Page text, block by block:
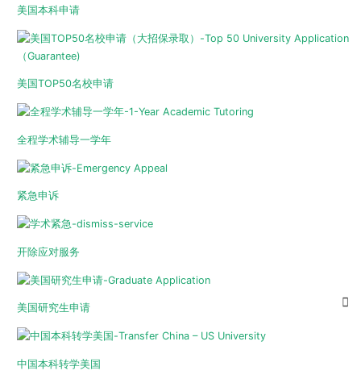
美国本科申请
美国TOP50名校申请
全程学术辅导一学年
紧急申诉
开除应对服务
美国研究生申请
中国本科转学美国